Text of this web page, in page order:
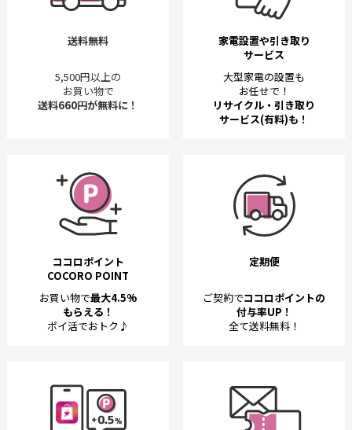
送料無料
5,500円以上の
お買い物で
送料660円が無料に！
家電設置や引き取り
サービス
大型家電の設置も
お任せで！
リサイクル・引き取り
サービス(有料)も！
ココロポイント
COCORO POINT
お買い物で最大4.5%
もらえる！
ポイ活でおトク♪
定期便
ご契約でココロポイントの
付与率UP！
全て送料無料！